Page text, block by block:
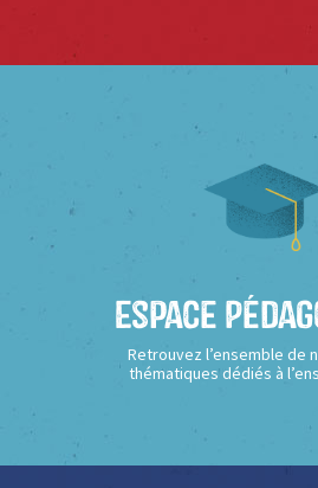
Espace
Retrouvez l’ensemble de
thématiques dédiés à